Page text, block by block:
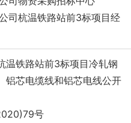
司杭温铁路站前3标项目经
温铁路站前3标项目冷轧钢
铝芯电缆线和铝芯电线公开
号